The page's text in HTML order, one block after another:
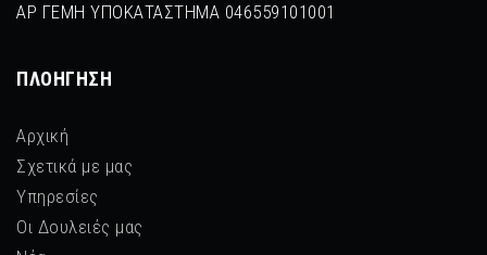
ΑΡ ΓΕΜΗ ΥΠΟΚΑΤΑΣΤΗΜΑ 046559101001
ΠΛΟΉΓΗΣΗ
Αρχική
Σχετικά με μας
Υπηρεσίες
Οι Δουλειές μας